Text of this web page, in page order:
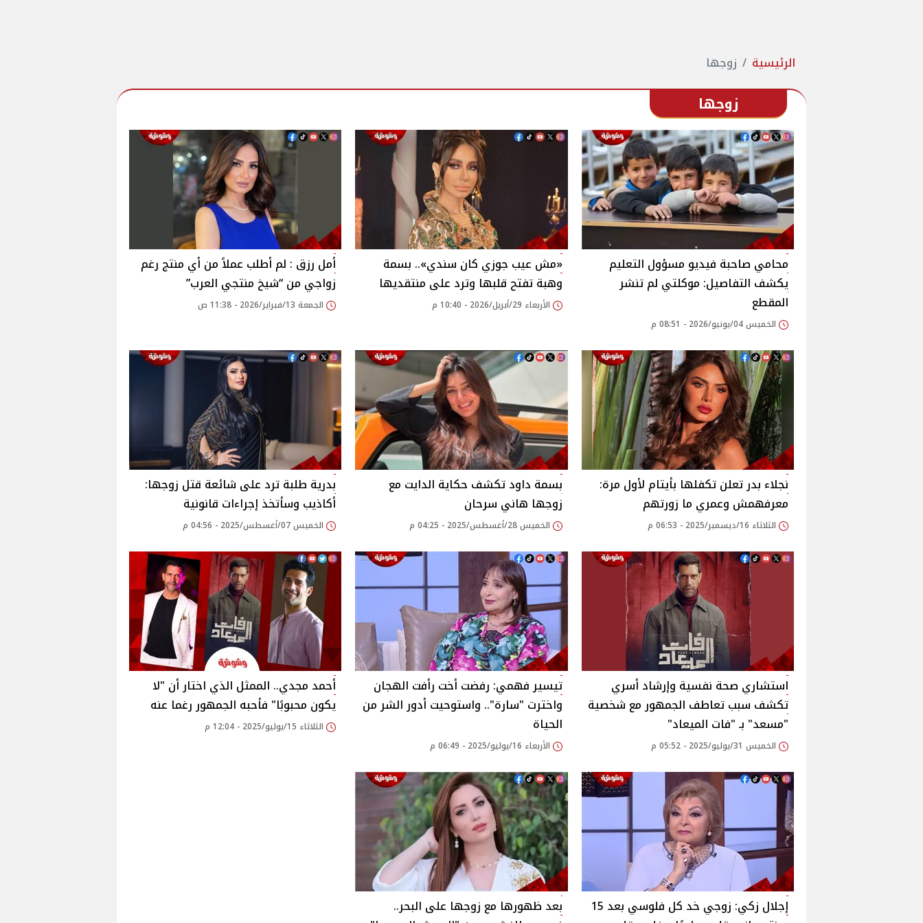
الرئيسية زوجها
زوجها
محامي صاحبة فيديو مسؤول التعليم
يكشف التفاصيل: موكلتي لم تنشر
المقطع
الخميس 04/يونيو/2026 - 08:51 م
«مش عيب جوزي كان سندي».. بسمة
وهبة تفتح قلبها وترد على منتقديها
الأربعاء 29/أبريل/2026 - 10:40 م
أمل رزق : لم أطلب عملاً من أي منتج رغم
زواجي من “شيخ منتجي العرب”
الجمعة 13/فبراير/2026 - 11:38 ص
نجلاء بدر تعلن تكفلها بأيتام لأول مرة:
معرفهمش وعمري ما زورتهم
الثلاثاء 16/ديسمبر/2025 - 06:53 م
بسمة داود تكشف حكاية الدايت مع
زوجها هاني سرحان
الخميس 28/أغسطس/2025 - 04:25 م
بدرية طلبة ترد على شائعة قتل زوجها:
أكاذيب وسأتخذ إجراءات قانونية
الخميس 07/أغسطس/2025 - 04:56 م
استشاري صحة نفسية وإرشاد أسري
تكشف سبب تعاطف الجمهور مع شخصية
"مسعد" بـ "فات الميعاد"
الخميس 31/يوليو/2025 - 05:52 م
تيسير فهمي: رفضت أخت رأفت الهجان
واخترت "سارة".. واستوحيت أدور الشر من
الحياة‎
الأربعاء 16/يوليو/2025 - 06:49 م
أحمد مجدي.. الممثل الذي اختار أن "لا
يكون محبوبًا" فأحبه الجمهور رغما عنه
الثلاثاء 15/يوليو/2025 - 12:04 م
إجلال زكي: زوجي خد كل فلوسي بعد 15
بعد ظهورها مع زوجها على البحر..